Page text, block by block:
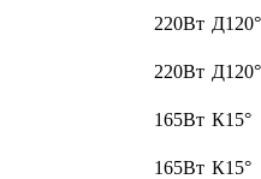
220Вт Д120°
220Вт Д120°
165Вт К15°
165Вт К15°